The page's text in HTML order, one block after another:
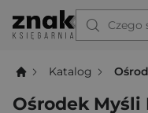
Czego
Katalog
Ośrodek